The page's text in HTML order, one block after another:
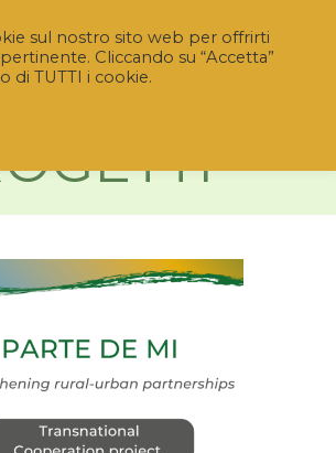
sul nostro sito web per offrirti
Cliccando su “Accetta”
di TUTTI i cookie.